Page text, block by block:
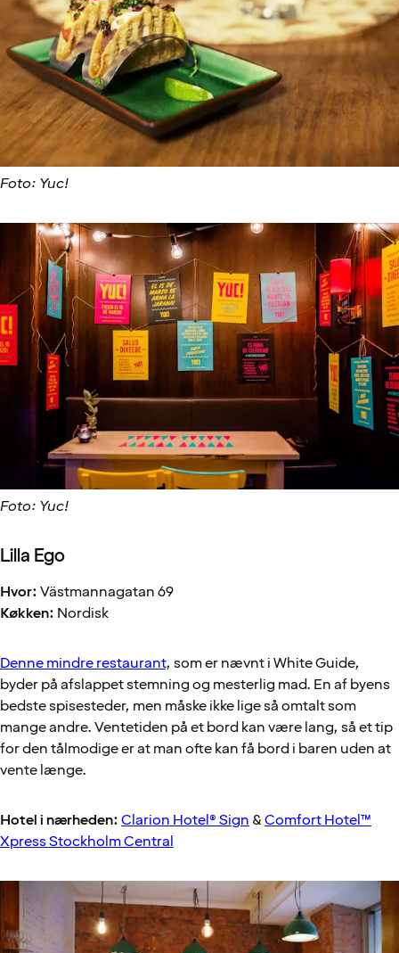
Foto: Yuc!
Foto: Yuc!
Lilla Ego
Hvor:Västmannagatan 69
Køkken: Nordisk
Denne mindre restaurant, som er nævnt i White Guide,
byder på afslappet stemning og mesterlig mad. En af byens
bedste spisesteder, men måske ikke lige så omtalt som
mange andre. Ventetiden på et bord kan være lang, så et tip
for den tålmodige er at man ofte kan få bord i baren uden at
vente længe.
Hotel i nærheden:Clarion Hotel® Sign &Comfort Hotel™
Xpress Stockholm Central